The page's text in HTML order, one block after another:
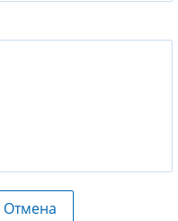
Отмена